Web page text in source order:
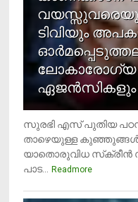
ടിവിയും
ലോകാരോഗ്യ
ഏജന്‍സികളും
സുരഭി എസ് പുതിയ
താഴെയുള്ള
യാതൊരുവിധ
പാട... Readmore